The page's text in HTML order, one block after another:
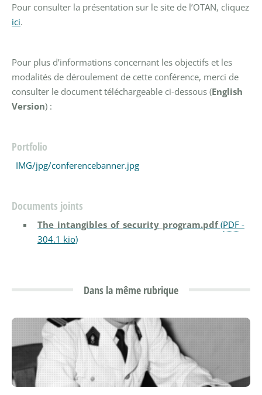
Pour consulter la présentation sur le site de l’OTAN, cliquez
ici.
Pour plus d’informations concernant les objectifs et les
modalités de déroulement de cette conférence, merci de
consulter le document téléchargeable ci-dessous (English
Version) :
Portfolio
IMG/jpg/conferencebanner.jpg
Documents joints
The_intangibles_of_security_program.pdf (PDF-
304.1 kio)
Dans la même rubrique